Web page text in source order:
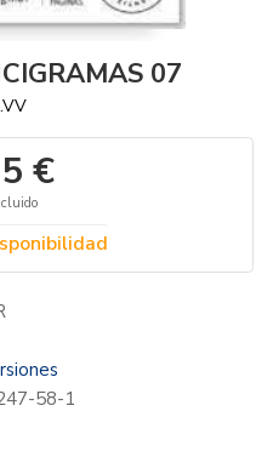
07
€
58-1